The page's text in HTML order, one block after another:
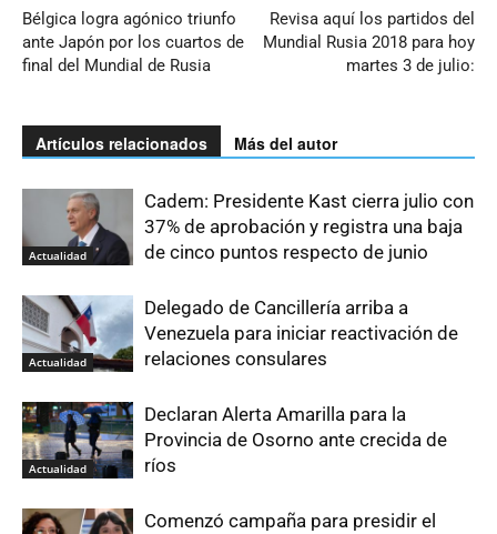
Bélgica logra agónico triunfo
ante Japón por los cuartos de
final del Mundial de Rusia
Revisa aquí los partidos del
Mundial Rusia 2018 para hoy
martes 3 de julio:
Artículos relacionados Más del autor
Actualidad
Cadem: Presidente Kast cierra julio con
37% de aprobación y registra una baja
de cinco puntos respecto de junio
Actualidad
Delegado de Cancillería arriba a
Venezuela para iniciar reactivación de
relaciones consulares
Actualidad
Declaran Alerta Amarilla para la
Provincia de Osorno ante crecida de
ríos
Comenzó campaña para presidir el